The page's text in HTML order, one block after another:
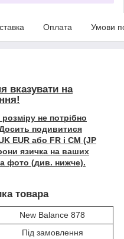
Оплата Умови
вказувати на
не потрібно
Досить подивитися
EUR або FR і СМ (JP
язичка на ваших
фото (див. нижче).
товара
New Balance 878
Під замовлення